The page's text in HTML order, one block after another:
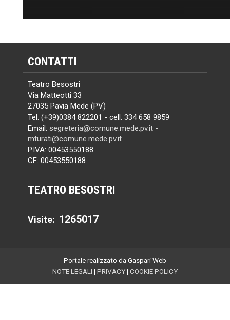
CONTATTI
Teatro Besostri
Via Matteotti 33
27035 Pavia Mede (PV)
Tel. (+39)0384 822201 - cell. 334 658 9859
Email: segreteria@comune.mede.pv.it -
mturati@comune.mede.pv.it
P.IVA: 00453550188
CF: 00453550188
TEATRO BESOSTRI
Visite: 1265017
Portale realizzato da Gaspari Web
NOTE LEGALI | PRIVACY| COOKIE POLICY